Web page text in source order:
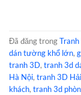
Đã đăng trong
dán tường khổ lớn,
tranh 3D, tranh 3d
Hà Nội, tranh 3D
khách, tranh 3d